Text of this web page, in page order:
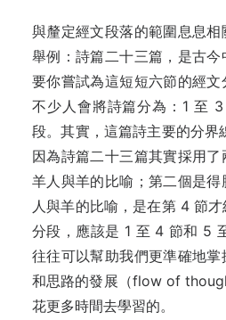
與釐定經文段落的範圍息息相
舉例：詩篇二十三篇，是古
要你嘗試為這短短六節的經文
不少人會將詩篇分為：1 至
段。其實，這篇詩主要的分界
因為詩篇二十三篇其實採用
羊人與羊的比喻；第二個是
人與羊的比喻，是在第 4 節
分段，應該是 1 至 4 節和 5
往往可以幫助我們更準確地掌
和思路的發展（flow of
花更多時間去學習的。